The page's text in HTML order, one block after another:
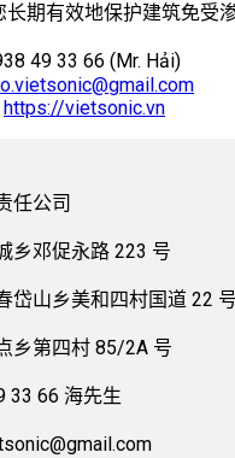
期有效地保护建筑免受渗
49 33 66 (Mr. Hải)
https://vietsonic.vn
任公司
乡邓促永路 223 号
岱山乡美和四村国道 22
乡第四村 85/2A 号
33 66 海先生